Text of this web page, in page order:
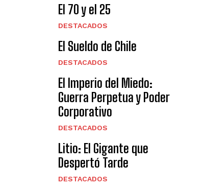
El 70 y el 25
DESTACADOS
El Sueldo de Chile
DESTACADOS
El Imperio del Miedo:
Guerra Perpetua y Poder
Corporativo
DESTACADOS
Litio: El Gigante que
Despertó Tarde
DESTACADOS